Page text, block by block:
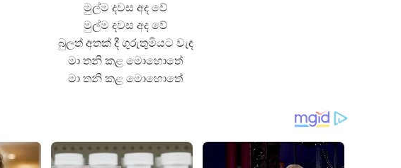
මුල්ම දවස අද වේ
මුල්ම දවස අද වේ
බුලත් අතක් දී ගුරුතුමියට වැඳ
මා තනි කළ මොහොතේ
මා තනි කළ මොහොතේ